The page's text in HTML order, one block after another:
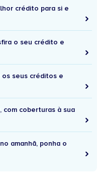
crédito para si e
o seu crédito e
seus créditos e
com coberturas à sua
amanhã, ponha o